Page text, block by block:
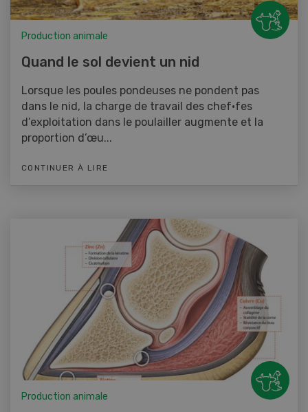
Production animale
Quand le sol devient un nid
Lorsque les poules pondeuses ne pondent pas
dans le nid, la charge de travail des chef·fes
d’exploitation dans le poulailler augmente et la
proportion d’œu...
CONTINUER À LIRE
Production animale